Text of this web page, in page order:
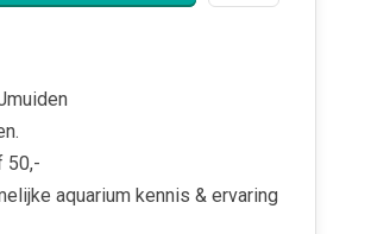
50,-
aquarium kennis & ervaring